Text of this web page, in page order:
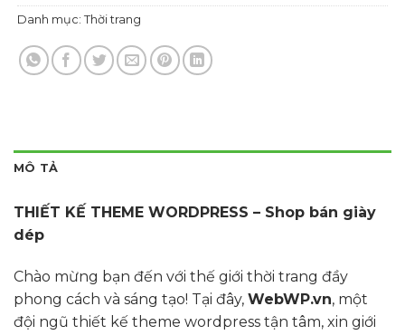
Danh mục:Thời trang
MÔ TẢ
THIẾT KẾ THEME WORDPRESS – Shop bán giày
dép
Chào mừng bạn đến với thế giới thời trang đầy
phong cách và sáng tạo! Tại đây, WebWP.vn, một
đội ngũ thiết kế theme wordpress tận tâm, xin giới